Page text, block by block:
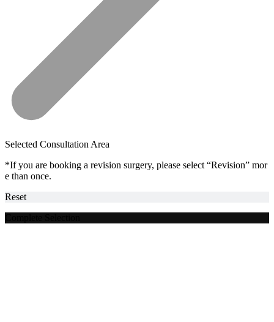
Selected Consultation Area
*If you are booking a revision surgery, please select “Revision” mor
e than once.
Reset